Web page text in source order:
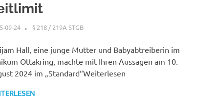
09-24 XX
§ 218 / 219A STGB
Hall, eine junge Mutter und Babyabtreiberin im
Ottakring, machte mit Ihren Aussagen am 10.
2024 im „Standard“Weiterlesen